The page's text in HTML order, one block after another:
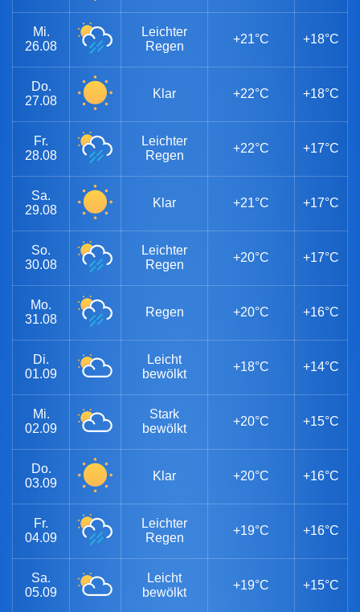
Mi.
26.08
Leichter
Regen
+21°C +18°C
Do.
27.08
Klar +22°C +18°C
Fr.
28.08
Leichter
Regen
+22°C +17°C
Sa.
29.08
Klar +21°C +17°C
So.
30.08
Leichter
Regen
+20°C +17°C
Mo.
31.08
Regen +20°C +16°C
Di.
01.09
Leicht
bewölkt
+18°C +14°C
Mi.
02.09
Stark
bewölkt
+20°C +15°C
Do.
03.09
Klar +20°C +16°C
Fr.
04.09
Leichter
Regen
+19°C +16°C
Sa.
05.09
Leicht
bewölkt
+19°C +15°C